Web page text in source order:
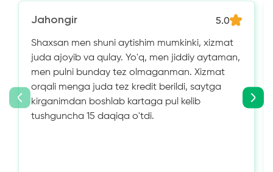
Jahongir 5.0
Shaxsan men shuni aytishim mumkinki, xizmat
juda ajoyib va ​​qulay. Yo'q, men jiddiy aytaman,
men pulni bunday tez olmaganman. Xizmat
orqali menga juda tez kredit berildi, saytga
kirganimdan boshlab kartaga pul kelib
tushguncha 15 daqiqa o'tdi.